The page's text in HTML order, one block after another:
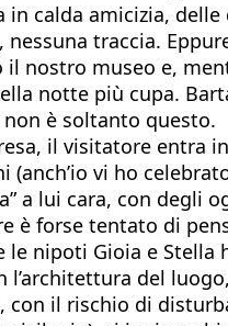
calda amicizia,
traccia.
nostro museo e,
notte più cupa.
è soltanto questo.
il visitatore entra
vi ho
a lui cara, con
è forse tentato di
nipoti Gioia e
del
il rischio di